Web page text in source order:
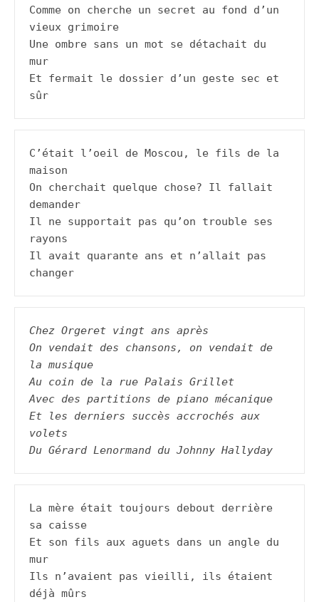
Comme on cherche un secret au fond d’un
vieux grimoire
Une ombre sans un mot se détachait du
mur
Et fermait le dossier d’un geste sec et
sûr
C’était l’oeil de Moscou, le fils de la
maison
On cherchait quelque chose? Il fallait
demander
Il ne supportait pas qu’on trouble ses
rayons
Il avait quarante ans et n’allait pas
changer
Chez Orgeret vingt ans après
On vendait des chansons, on vendait de
la musique
Au coin de la rue Palais Grillet
Avec des partitions de piano mécanique
Et les derniers succès accrochés aux
volets
Du Gérard Lenormand du Johnny Hallyday
La mère était toujours debout derrière
sa caisse
Et son fils aux aguets dans un angle du
mur
Ils n’avaient pas vieilli, ils étaient
déjà mûrs